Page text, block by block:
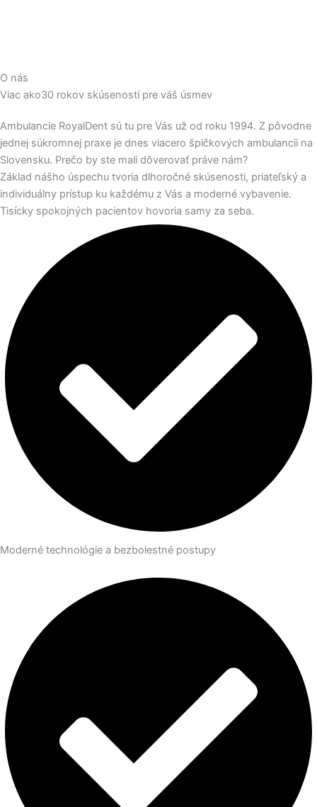
O nás
Viac ako30 rokov skúseností pre váš úsmev
Ambulancie RoyalDent sú tu pre Vás už od roku 1994. Z pôvodne
jednej súkromnej praxe je dnes viacero špičkových ambulancii na
Slovensku. Prečo by ste mali dôverovať práve nám?
Základ nášho úspechu tvoria dlhoročné skúsenosti, priateľský a
individuálny prístup ku každému z Vás a moderné vybavenie.
Tisícky spokojných pacientov hovoria samy za seba.
Moderné technológie a bezbolestné postupy